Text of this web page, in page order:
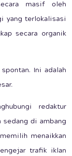
masif oleh
yang terlokalisasi
secara organik
Ini adalah
redaktur
sedang di ambang
menaikkan
trafik iklan